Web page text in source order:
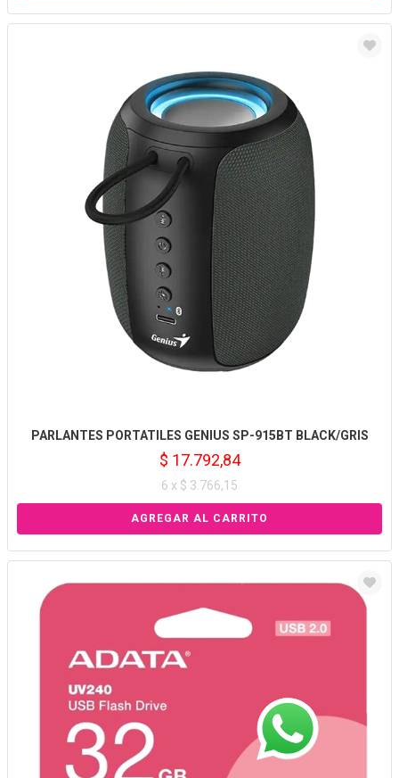
PARLANTES PORTATILES GENIUS SP-915BT BLACK/GRIS
$ 17.792,84
6 x $ 3.766,15